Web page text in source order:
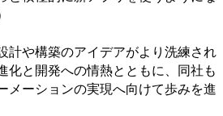
計や構築のアイデアがより洗練され
化と開発への情熱とともに、同社も
メーションの実現へ向けて歩みを進